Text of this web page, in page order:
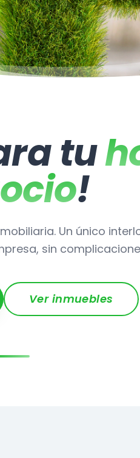
tu
!
Un único
sin
Ver inmuebles